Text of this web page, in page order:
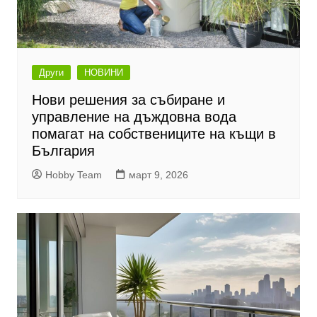
Други НОВИНИ
Нови решения за събиране и
управление на дъждовна вода
помагат на собствениците на къщи в
България
Hobby Team март 9, 2026